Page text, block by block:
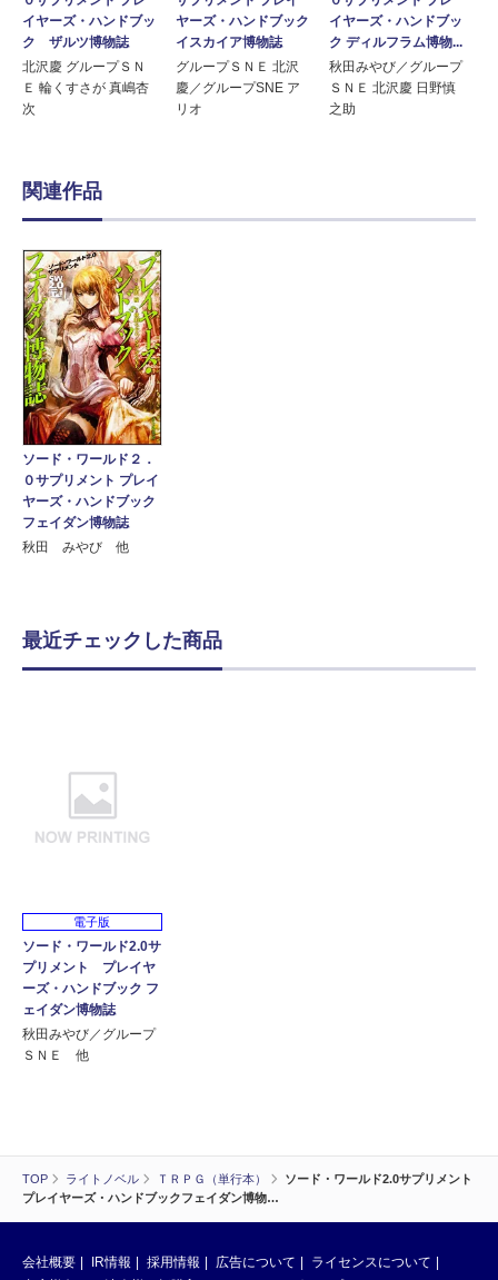
TOP ライトノベル ＴＲＰＧ（単行本）
ソード・ワールド2.0サプリメント
プレイヤーズ・ハンドブックフェイダン博物…
イヤーズ・ハンドブッ
ク ザルツ博物誌
北沢慶 グループＳＮ
Ｅ 輪くすさが 真嶋杏
次
ヤーズ・ハンドブック
イスカイア博物誌
グループＳＮＥ 北沢
慶／グループSNE ア
リオ
イヤーズ・ハンドブッ
ク ディルフラム博物...
秋田みやび／グループ
ＳＮＥ 北沢慶 日野慎
之助
関連作品
ソード・ワールド２．
０サプリメント プレイ
ヤーズ・ハンドブック
フェイダン博物誌
秋田 みやび 他
最近チェックした商品
電子版
ソード・ワールド2.0サ
プリメント プレイヤ
ーズ・ハンドブック フ
ェイダン博物誌
秋田みやび／グループ
ＳＮＥ 他
会社概要 IR情報 採用情報 広告について
ライセンスについて